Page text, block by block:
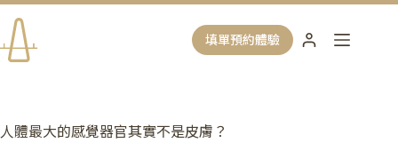
至
主
填單預約體驗
人體最大的感覺器官其實不是皮膚？